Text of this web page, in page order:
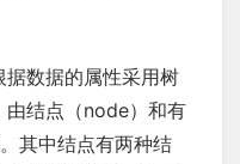
数据的属性采用树
由结点（node）和有
其中结点有两种结